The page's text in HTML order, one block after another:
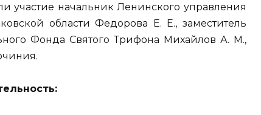
начальник Ленинского управления
области Федорова Е. Е., заместитель
Фонда Святого Трифона Михайлов А. М.,